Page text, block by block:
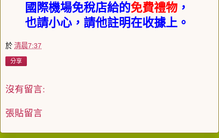
國際機場免稅店給的免費禮物 ，
也請小心，請他註明在收據上。
於 清晨7:37
分享
沒有留言:
張貼留言